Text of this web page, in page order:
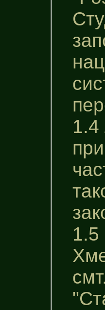
1.4
1.5